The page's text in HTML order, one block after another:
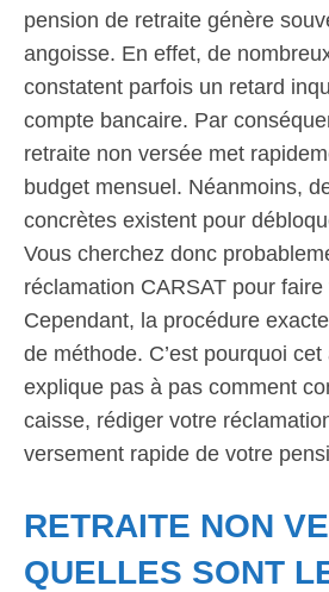
pension de retraite génère
angoisse. En effet, de
constatent parfois un retard
compte bancaire. Par
retraite non versée met
budget mensuel. Néanmoins,
concrètes existent pour
Vous cherchez donc
réclamation CARSAT pour
Cependant, la procédure
de méthode. C’est pourquoi
explique pas à pas comment
caisse, rédiger votre
versement rapide de votre
RETRAITE NON
QUELLES SONT